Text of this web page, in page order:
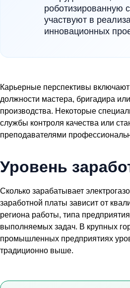
роботизированную
участвуют в
инновационных
Карьерные перспективы
должности мастера, бригадира
производства. Некоторые
службы контроля качества или
преподавателями
Уровень
Сколько зарабатывает
заработной платы зависит от
региона работы, типа
выполняемых задач. В крупных
промышленных предприятиях
традиционно выше.